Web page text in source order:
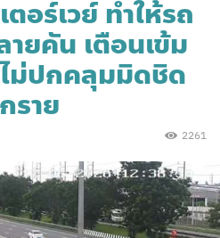
อร์เวย์ ทำให้รถ
ยคัน เตือนเข้ม
ม่ปกคลุมมิดชิด
ราย
2261